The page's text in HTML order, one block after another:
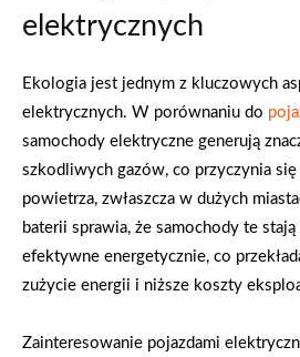
elektrycznych
Ekologia jest jednym z kluczowych
elektrycznych. W porównaniu do
samochody elektryczne generują
szkodliwych gazów, co przyczynia
powietrza, zwłaszcza w dużych
baterii sprawia, że samochody te
efektywne energetycznie, co
zużycie energii i niższe koszty
Zainteresowanie pojazdami